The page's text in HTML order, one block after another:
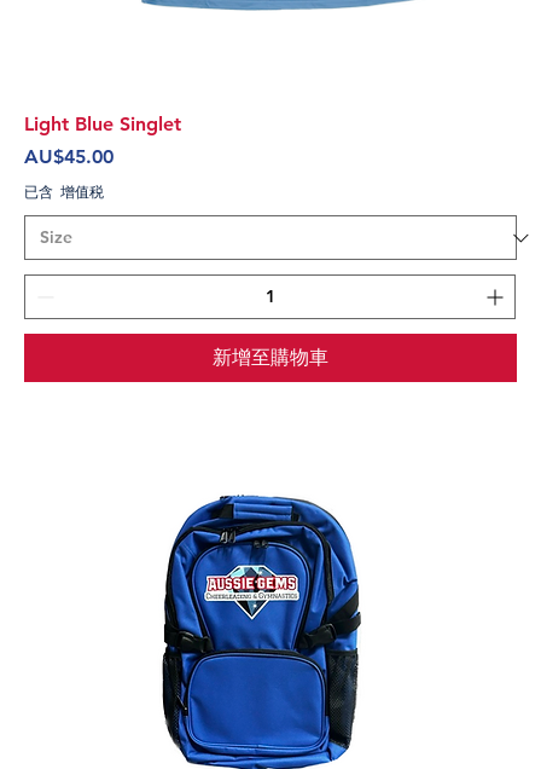
Light Blue Singlet
價格
AU$45.00
已含 增值税
新增至購物車